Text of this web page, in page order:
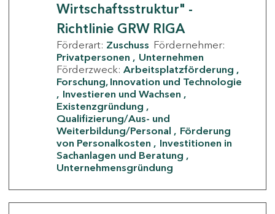
Wirtschaftsstruktur" -
Richtlinie GRW RIGA
Förderart: Zuschuss Fördernehmer:
Privatpersonen
Unternehmen
Förderzweck: Arbeitsplatzförderung
Forschung, Innovation und Technologie
Investieren und Wachsen
Existenzgründung
Qualifizierung/Aus- und
Weiterbildung/Personal
Förderung
von Personalkosten
Investitionen in
Sachanlagen und Beratung
Unternehmensgründung